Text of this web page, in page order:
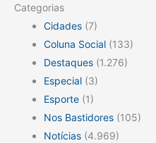
Categorias
Cidades (7)
Coluna Social (133)
Destaques (1.276)
Especial (3)
Esporte (1)
Nos Bastidores (105)
Notícias (4.969)